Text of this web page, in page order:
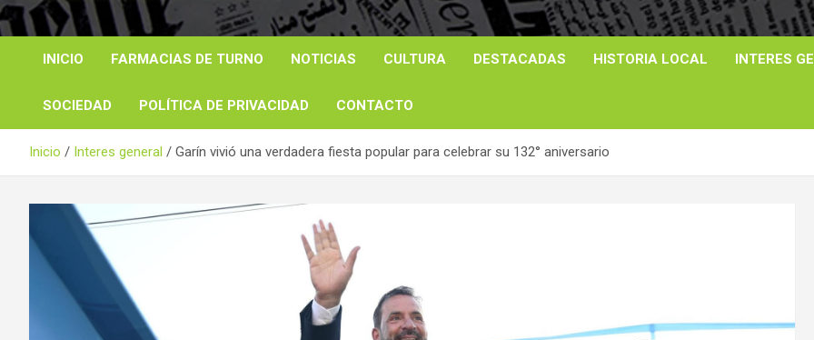
Informe 21
Noticas reales
INICIO FARMACIAS DE TURNO NOTICIAS CULTURA DESTACADAS HISTORIA LOCAL INTERES
SOCIEDAD POLÍTICA DE PRIVACIDAD CONTACTO
Inicio Interes general Garín vivió una verdadera fiesta popular para celebrar su 132° aniversario